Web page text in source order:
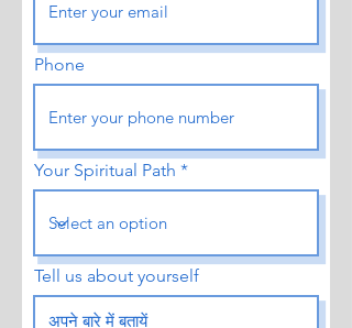
Phone
Your Spiritual Path
Tell us about yourself